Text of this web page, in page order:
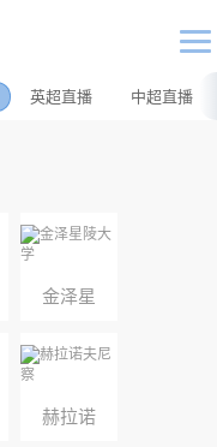
英超直播 中超直播
金泽星
陵大学
赫拉诺